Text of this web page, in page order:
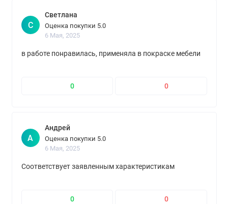
С
Светлана
Оценка покупки 5.0
6 Мая, 2025
в работе понравилась, применяла в покраске мебели
0 0
А
Андрей
Оценка покупки 5.0
6 Мая, 2025
Соответствует заявленным характеристикам
0 0